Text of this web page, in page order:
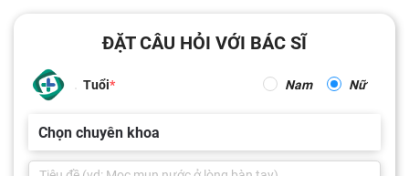
ĐẶT CÂU HỎI VỚI BÁC SĨ
Tuổi Nam Nữ
Chọn chuyên khoa